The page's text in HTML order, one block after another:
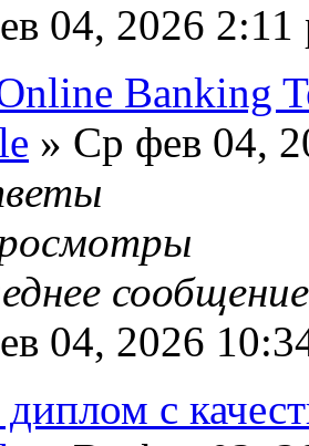
04, 2026 2:11
Banking
» Ср фев 04,
04, 2026
с